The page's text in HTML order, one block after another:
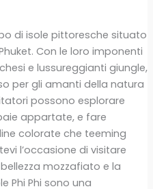
di isole pittoresche situato
Con le loro imponenti
e lussureggianti giungle,
per gli amanti della natura
possono esplorare
appartate, e fare
colorate che teeming
l’occasione di visitare
mozzafiato e la
Phi Phi sono una